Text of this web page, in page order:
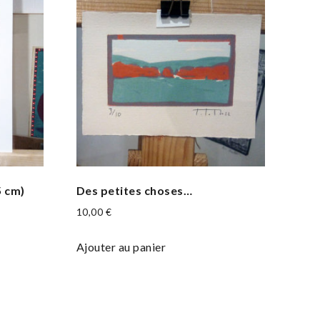
cm) Des petites choses…
10,00 €
Ajouter au panier